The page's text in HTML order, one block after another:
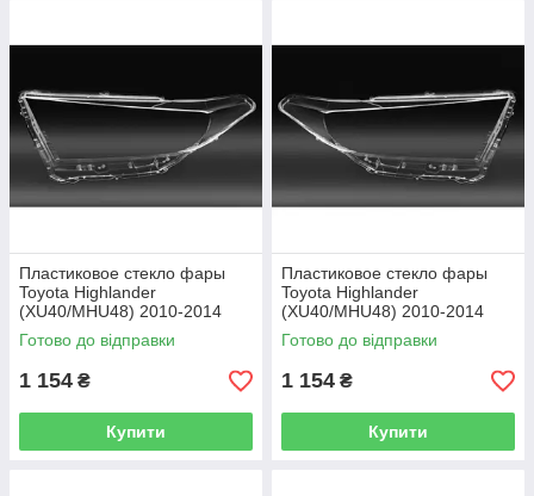
Пластиковое стекло фары
Toyota Highlander
(XU40/MHU48) 2010-2014
левое (водительское)
Готово до відправки
1 154 ₴
Купити
Пластиковое стекло фары
Toyota Highlander
(XU40/MHU48) 2010-2014
правое (пассажирское)
Готово до відправки
1 154 ₴
Купити